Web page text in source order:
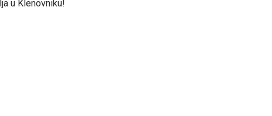
u Klenovniku!